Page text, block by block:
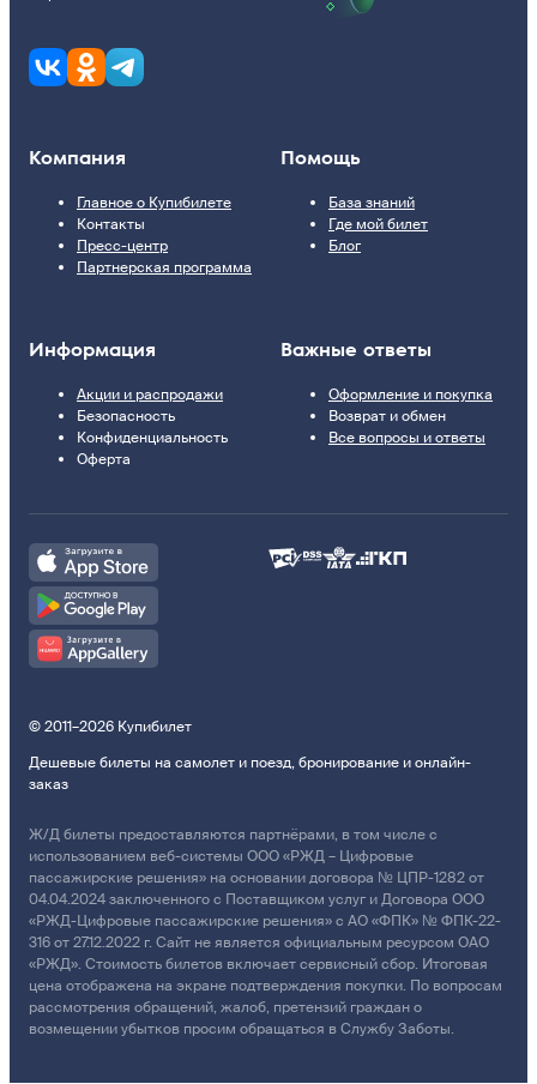
Компания
Главное о Купибилете
Контакты
Пресс-центр
Партнерская программа
Помощь
База знаний
Где мой билет
Блог
Информация
Акции и распродажи
Безопасность
Конфиденциальность
Оферта
Важные ответы
Оформление и покупка
Возврат и обмен
Все вопросы и ответы
© 2011–2026 Купибилет
Дешевые билеты на самолет и поезд, бронирование и онлайн-
заказ
Ж/Д билеты предоставляются партнёрами, в том числе с
использованием веб-системы ООО «РЖД – Цифровые
пассажирские решения» на основании договора № ЦПР-1282 от
04.04.2024 заключенного с Поставщиком услуг и Договора ООО
«РЖД-Цифровые пассажирские решения» с АО «ФПК» № ФПК-22-
316 от 27.12.2022 г. Сайт не является официальным ресурсом ОАО
«РЖД». Стоимость билетов включает сервисный сбор. Итоговая
цена отображена на экране подтверждения покупки. По вопросам
рассмотрения обращений, жалоб, претензий граждан о
возмещении убытков просим обращаться в Службу Заботы.